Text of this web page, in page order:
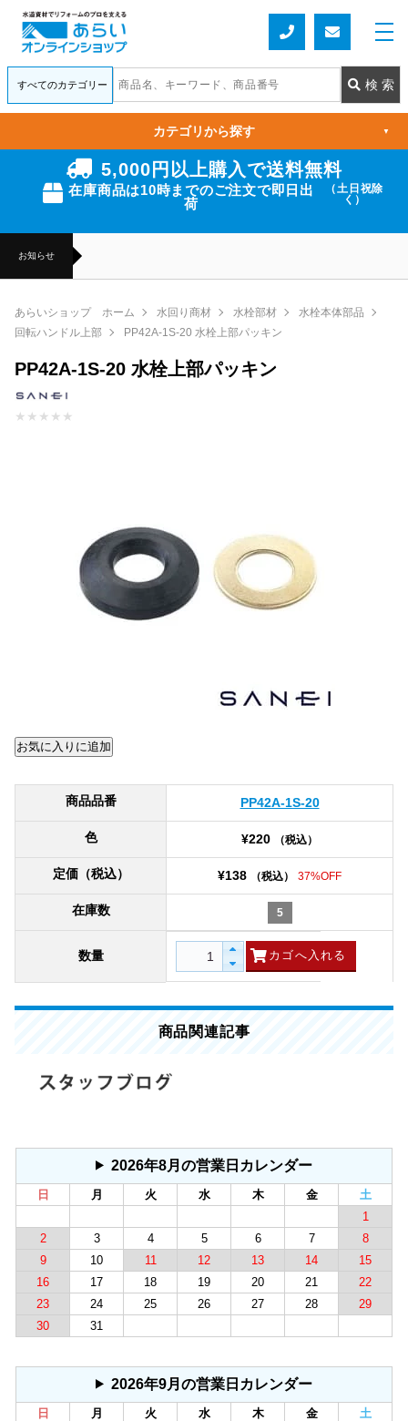
5,000円以上購入で送料無料
在庫商品は10時までのご注文で即日出
荷
（土日祝除
く）
お知らせ
カテゴリから探す ▼
あらいショップ ホーム 水回り商材 水栓部材
水栓本体部品
回転ハンドル上部
PP42A-1S-20 水栓上部パッキン
PP42A-1S-20 水栓上部パッキン
★ ★ ★ ★ ★
商品品番 PP42A-1S-20
色 ¥220 （税込）
定価（税込） ¥138 （税込） 37%OFF
在庫数 5
数量
商品関連記事
2026年8月の営業日カレンダー
日 月 火 水 木 金
土
1
2
3 4 5 6 7
8
9
10 11 12 13 14
15
16
17 18 19 20 21
22
23
24 25 26 27 28
29
30
31
2026年9月の営業日カレンダー
日 月 火 水 木 金
土